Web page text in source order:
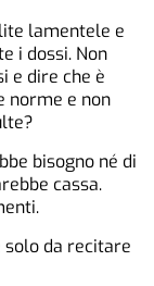
lamentele e
i dossi. Non
e dire che è
norme e non
bisogno né di
cassa.
solo da recitare